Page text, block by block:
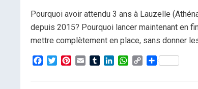
Pourquoi avoir attendu 3 ans à Lauzelle
depuis 2015? Pourquoi lancer maintenant en
mettre complètement en place, sans donner
Facebook
TwitterPinterest
Email TumblrLinkedInWhatsApp
CopyPartager